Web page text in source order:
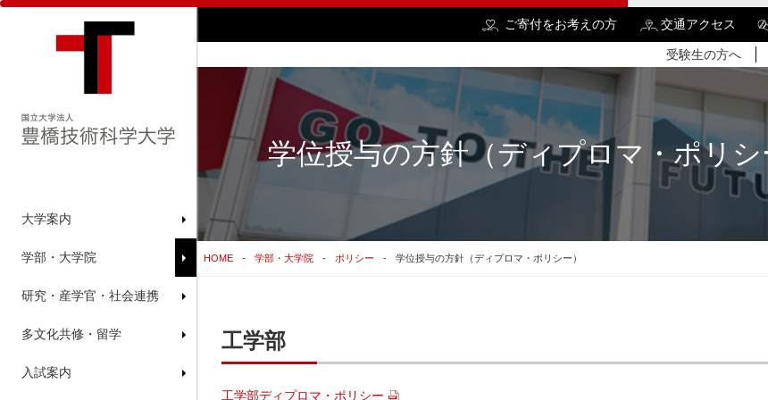
大学案内
学部・大学院
研究・産学官・社会連携
多文化共修・留学
入試案内
ご寄付をお考えの方 交通アクセス
受験生の方へ
学位授与の方針（ディプロマ・ポリシ
HOME 学部・大学院 ポリシー 学位授与の方針（ディプロマ・ポリシー）
工学部
工学部ディプロマ・ポリシー